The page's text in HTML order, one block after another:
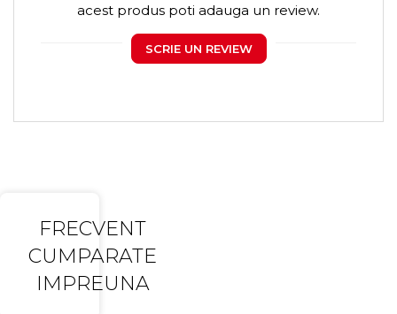
acest produs poti adauga un review.
SCRIE UN REVIEW
FRECVENT
CUMPARATE
IMPREUNA